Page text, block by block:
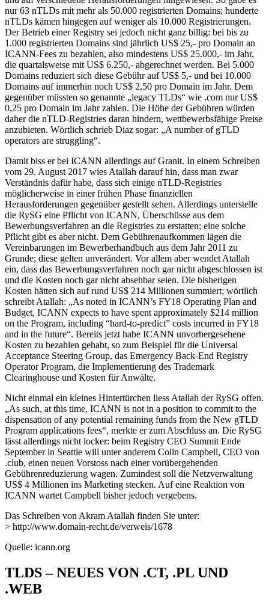
nur 63 nTLDs mit mehr als 50.000 registrierten Domains; hunderte
nTLDs kämen hingegen auf weniger als 10.000 Registrierungen.
Der Betrieb einer Registry sei jedoch nicht ganz billig: bei bis zu
1.000 registrierten Domains sind jährlich US$ 25,- pro Domain an
ICANN-Fees zu bezahlen, also mindestens US$ 25.000,- im Jahr,
die quartalsweise mit US$ 6.250,- abgerechnet werden. Bei 5.000
Domains reduziert sich diese Gebühr auf US$ 5,- und bei 10.000
Domains auf immerhin noch US$ 2,50 pro Domain im Jahr. Dem
gegenüber müssten so genannte „legacy TLDs“ wie .com nur US$
0,25 pro Domain im Jahr zahlen. Die Höhe der Gebühren würden
daher die nTLD-Registries daran hindern, wettbewerbsfähige Preise
anzubieten. Wörtlich schrieb Diaz sogar: „A number of gTLD
operators are struggling“.
Damit biss er bei ICANN allerdings auf Granit. In einem Schreiben
vom 29. August 2017 wies Atallah darauf hin, dass man zwar
Verständnis dafür habe, dass sich einige nTLD-Registries
möglicherweise in einer frühen Phase finanziellen
Herausforderungen gegenüber gestellt sehen. Allerdings unterstelle
die RySG eine Pflicht von ICANN, Überschüsse aus dem
Bewerbungsverfahren an die Registries zu erstatten; eine solche
Pflicht gibt es aber nicht. Dem Gebührenaufkommen lägen die
Vereinbarungen im Bewerberhandbuch aus dem Jahr 2011 zu
Grunde; diese gelten unverändert. Vor allem aber wendet Atallah
ein, dass das Bewerbungsverfahren noch gar nicht abgeschlossen ist
und die Kosten noch gar nicht absehbar seien. Die bisherigen
Kosten hätten sich auf rund US$ 214 Millionen summiert; wörtlich
schreibt Atallah: „As noted in ICANN’s FY18 Operating Plan and
Budget, ICANN expects to have spent approximately $214 million
on the Program, including “hard-to-predict” costs incurred in FY18
and in the future“. Bereits jetzt habe ICANN unvorhergesehene
Kosten zu bezahlen gehabt, so zum Beispiel für die Universal
Acceptance Steering Group, das Emergency Back-End Registry
Operator Program, die Implementierung des Trademark
Clearinghouse und Kosten für Anwälte.
Nicht einmal ein kleines Hintertürchen liess Atallah der RySG offen.
„As such, at this time, ICANN is not in a position to commit to the
dispensation of any potential remaining funds from the New gTLD
Program applications fees“, merkte er zum Abschluss an. Die RySG
lässt allerdings nicht locker: beim Registry CEO Summit Ende
September in Seattle will unter anderem Colin Campbell, CEO von
.club, einen neuen Vorstoss nach einer vorübergehenden
Gebührenreduzierung wagen. Zumindest soll die Netzverwaltung
US$ 4 Millionen ins Marketing stecken. Auf eine Reaktion von
ICANN wartet Campbell bisher jedoch vergebens.
Das Schreiben von Akram Atallah finden Sie unter:
> http://www.domain-recht.de/verweis/1678
Quelle: icann.org
TLDS – NEUES VON .CT, .PL UND
.WEB